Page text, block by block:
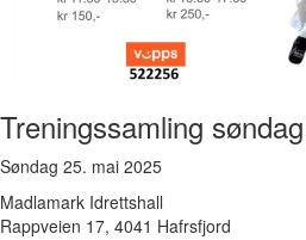
Treningssamling
Søndag 25. mai 2025
Madlamark Idrettshall
Rappveien 17, 4041 Hafrsfjord